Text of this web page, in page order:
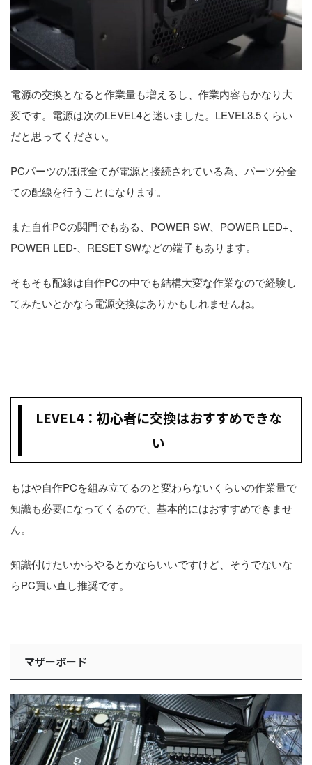
電源の交換となると作業量も増えるし、作業内容もかなり大
変です。電源は次のLEVEL4と迷いました。LEVEL3.5くらい
だと思ってください。
PCパーツのほぼ全てが電源と接続されている為、パーツ分全
ての配線を行うことになります。
また自作PCの関門でもある、POWER SW、POWER LED+、
POWER LED-、RESET SWなどの端子もあります。
そもそも配線は自作PCの中でも結構大変な作業なので経験し
てみたいとかなら電源交換はありかもしれませんね。
LEVEL4：初心者に交換はおすすめできな
い
もはや自作PCを組み立てるのと変わらないくらいの作業量で
知識も必要になってくるので、基本的にはおすすめできませ
ん。
知識付けたいからやるとかならいいですけど、そうでないな
らPC買い直し推奨です。
マザーボード